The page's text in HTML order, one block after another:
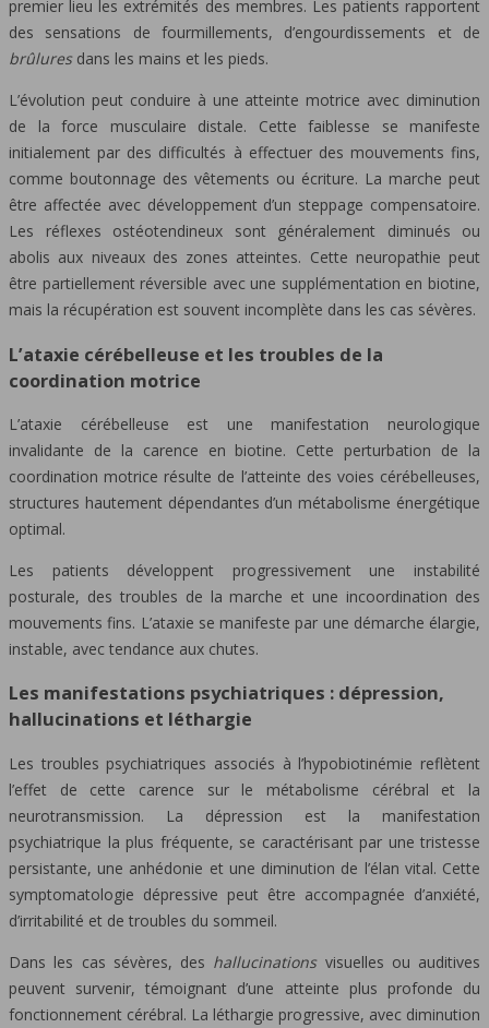
premier lieu les extrémités des membres. Les patients rapportent
des sensations de fourmillements, d’engourdissements et de
brûlures dans les mains et les pieds.
L’évolution peut conduire à une atteinte motrice avec diminution
de la force musculaire distale. Cette faiblesse se manifeste
initialement par des difficultés à effectuer des mouvements fins,
comme boutonnage des vêtements ou écriture. La marche peut
être affectée avec développement d’un steppage compensatoire.
Les réflexes ostéotendineux sont généralement diminués ou
abolis aux niveaux des zones atteintes. Cette neuropathie peut
être partiellement réversible avec une supplémentation en biotine,
mais la récupération est souvent incomplète dans les cas sévères.
L’ataxie cérébelleuse et les troubles de la
coordination motrice
L’ataxie cérébelleuse est une manifestation neurologique
invalidante de la carence en biotine. Cette perturbation de la
coordination motrice résulte de l’atteinte des voies cérébelleuses,
structures hautement dépendantes d’un métabolisme énergétique
optimal.
Les patients développent progressivement une instabilité
posturale, des troubles de la marche et une incoordination des
mouvements fins. L’ataxie se manifeste par une démarche élargie,
instable, avec tendance aux chutes.
Les manifestations psychiatriques : dépression,
hallucinations et léthargie
Les troubles psychiatriques associés à l’hypobiotinémie reflètent
l’effet de cette carence sur le métabolisme cérébral et la
neurotransmission. La dépression est la manifestation
psychiatrique la plus fréquente, se caractérisant par une tristesse
persistante, une anhédonie et une diminution de l’élan vital. Cette
symptomatologie dépressive peut être accompagnée d’anxiété,
d’irritabilité et de troubles du sommeil.
Dans les cas sévères, des hallucinations visuelles ou auditives
peuvent survenir, témoignant d’une atteinte plus profonde du
fonctionnement cérébral. La léthargie progressive, avec diminution